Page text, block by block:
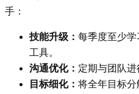
手：
技能升级： 每季度至少
工具。
沟通优化： 定期与团队进
目标细化： 将全年目标分